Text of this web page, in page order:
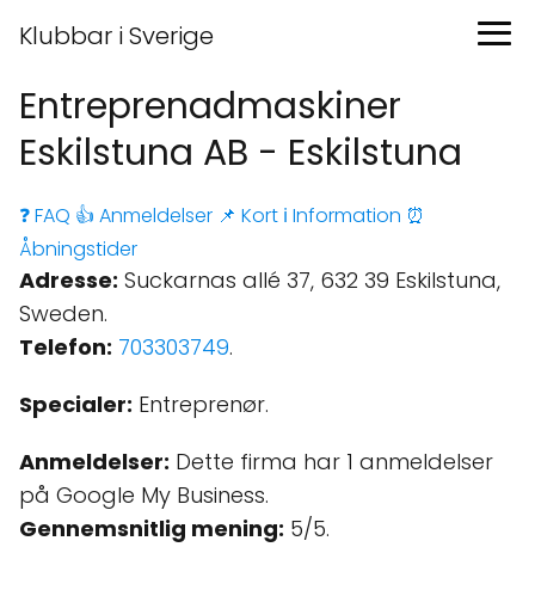
Klubbar i Sverige
Entreprenadmaskiner
Eskilstuna AB - Eskilstuna
❓ FAQ 👍 Anmeldelser 📌 Kort ℹ️ Information ⏰
Åbningstider
Adresse: Suckarnas allé 37, 632 39 Eskilstuna,
Sweden.
Telefon: 703303749.
Specialer: Entreprenør.
Anmeldelser: Dette firma har 1 anmeldelser
på Google My Business.
Gennemsnitlig mening: 5/5.